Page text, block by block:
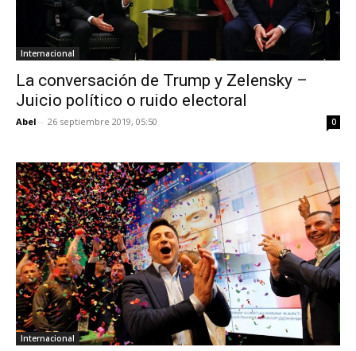
Internacional
La conversación de Trump y Zelensky –
Juicio político o ruido electoral
Abel - 26 septiembre 2019, 05:50 0
Internacional